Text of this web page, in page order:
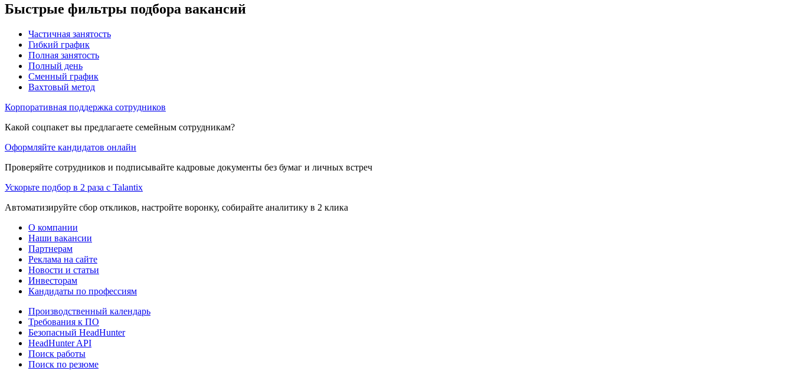
Быстрые фильтры подбора вакансий
Частичная занятость
Гибкий график
Полная занятость
Полный день
Сменный график
Вахтовый метод
Корпоративная поддержка сотрудников
Какой соцпакет вы предлагаете семейным сотрудникам?
Оформляйте кандидатов онлайн
Проверяйте сотрудников и подписывайте кадровые документы без бумаг и личных встреч
Ускорьте подбор в 2 раза с Talantix
Автоматизируйте сбор откликов, настройте воронку, собирайте аналитику в 2 клика
О компании
Наши вакансии
Партнерам
Реклама на сайте
Новости и статьи
Инвесторам
Кандидаты по профессиям
Производственный календарь
Требования к ПО
Безопасный HeadHunter
HeadHunter API
Поиск работы
Поиск по резюме